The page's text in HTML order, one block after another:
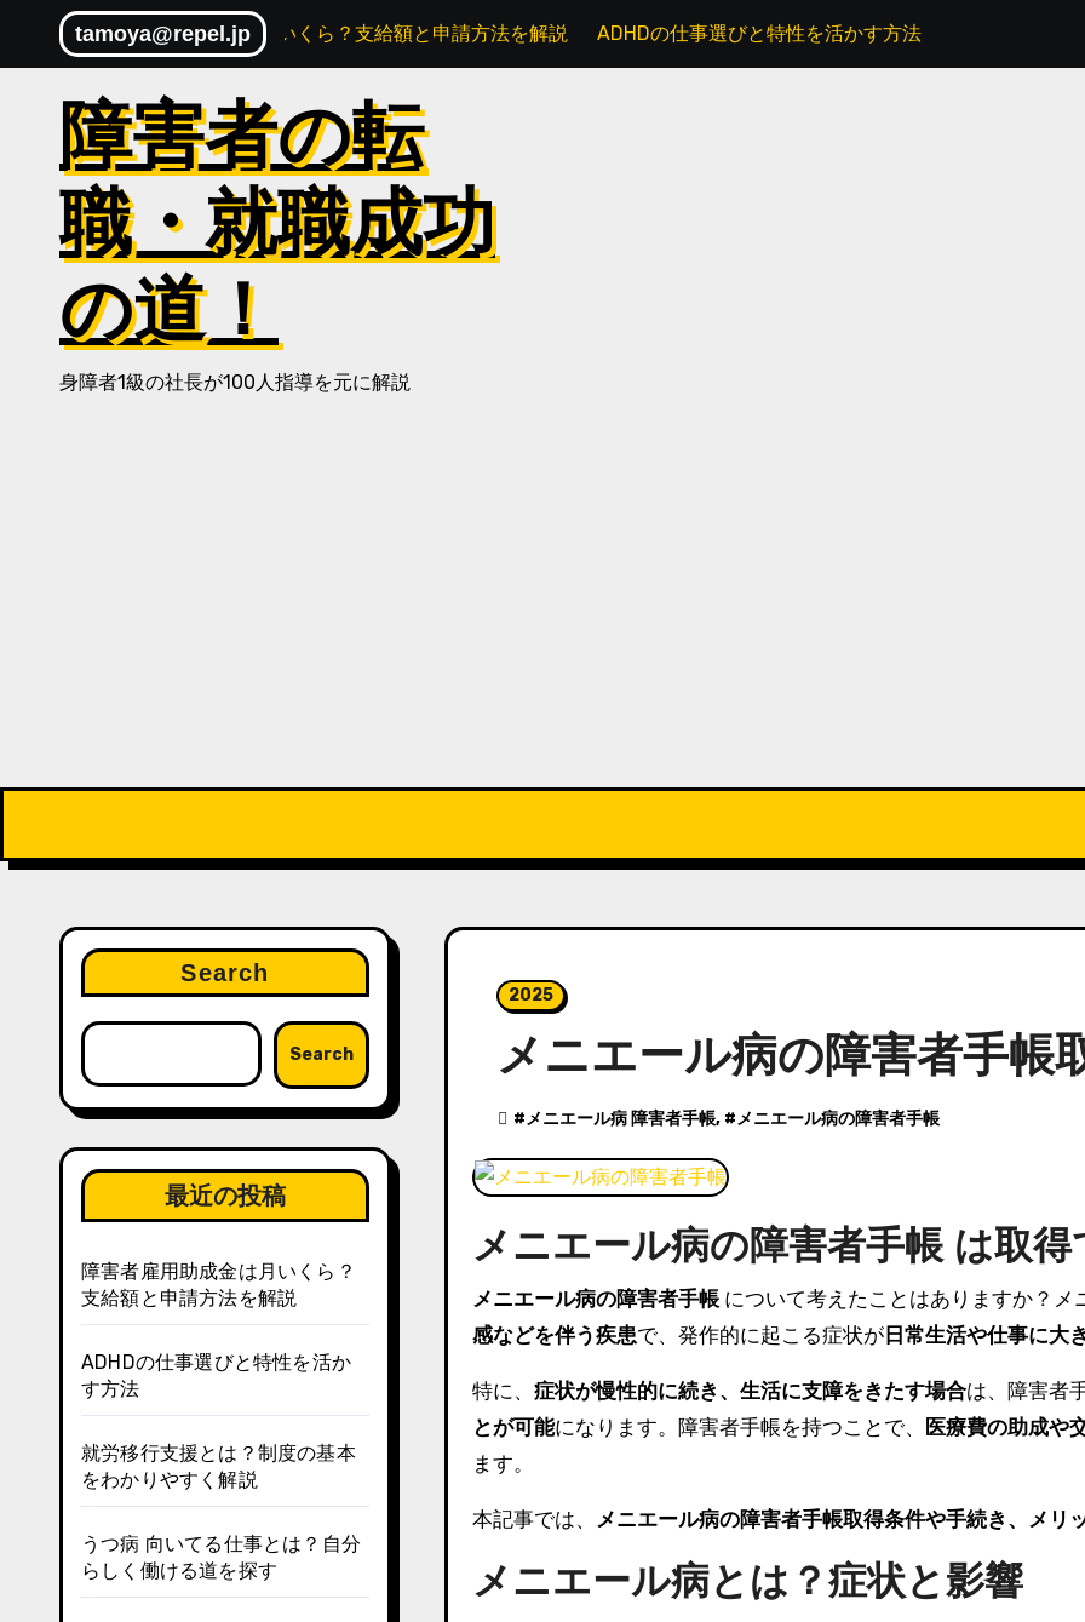
tamoya@repel.jp
障害者雇用助成金は月いくら？支給額と申請方法を解説 ADHDの仕事選びと特性を活かす方法
障害者の転
職・就職成功
の道！
身障者1級の社長が100人指導を元に解説
Search
Search
最近の投稿
障害者雇用助成金は月いくら？
支給額と申請方法を解説
ADHDの仕事選びと特性を活か
す方法
就労移行支援とは？制度の基本
をわかりやすく解説
うつ病 向いてる仕事とは？自分
らしく働ける道を探す
2025
メニエール病の障害者手帳
#メニエール病 障害者手帳, #メニエール病の障害者手帳
メニエール病の障害者手帳 は取得
メニエール病の障害者手帳 について考えたことはありますか？メ
感などを伴う疾患で、発作的に起こる症状が日常生活や仕事に大
特に、 症状が慢性的に続き、生活に支障をきたす場合は、障害者
とが可能になります。障害者手帳を持つことで、 医療費の助成や
ます。
本記事では、 メニエール病の障害者手帳取得条件や手続き、メリ
メニエール病とは？症状と影響